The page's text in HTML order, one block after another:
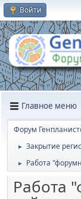
Войти
Главное меню
Форум
► Закрытие
► Работа
Работа